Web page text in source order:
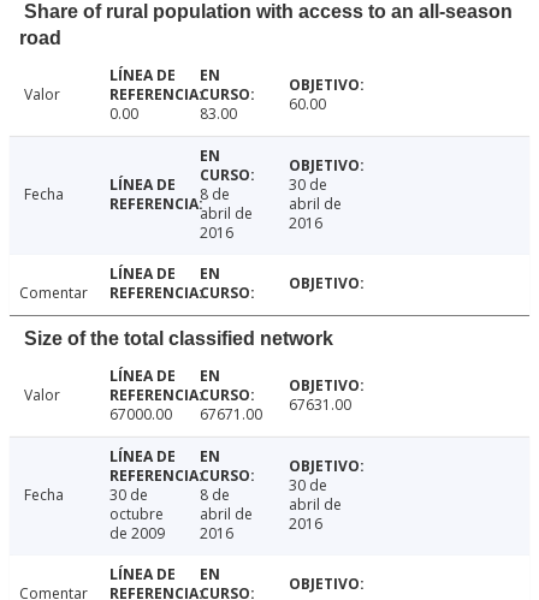
Share of rural population with access to an all-season
road
Valor
0.00
83.00 60.00
Fecha
8 de
abril de
2016
30 de
abril de
2016
Comentar
Size of the total classified network
Valor
67000.00
67671.00 67631.00
Fecha
30 de
octubre
de 2009
8 de
abril de
2016
30 de
abril de
2016
Comentar